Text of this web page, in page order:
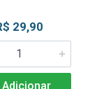
29,90
Adicionar